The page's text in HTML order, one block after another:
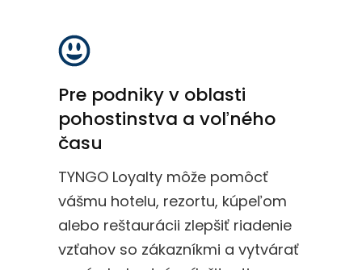
Pre podniky v oblasti
pohostinstva a voľného
času
TYNGO Loyalty môže pomôcť
vášmu hotelu, rezortu, kúpeľom
alebo reštaurácii zlepšiť riadenie
vzťahov so zákazníkmi a vytvárať